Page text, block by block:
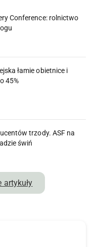
Conference: rolnictwo
łamie obietnice i
45%
trzody. ASF na
świń